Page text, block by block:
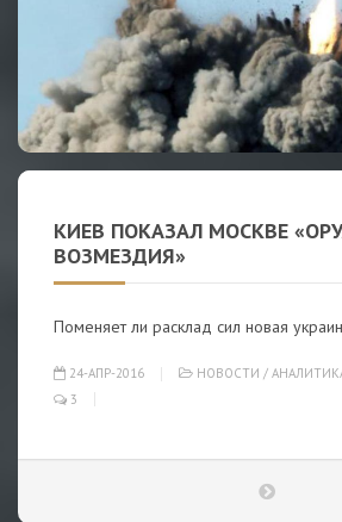
КИЕВ ПОКАЗАЛ МОСКВЕ
ВОЗМЕЗДИЯ»
Поменяет ли расклад сил новая
24-АПР-2016 НОВОСТИ /
3